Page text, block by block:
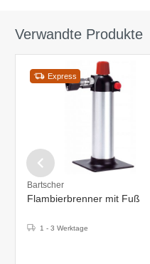
Verwandte Produkte
Express
Bartscher
Flambierbrenner mit Fuß
1 - 3 Werktage